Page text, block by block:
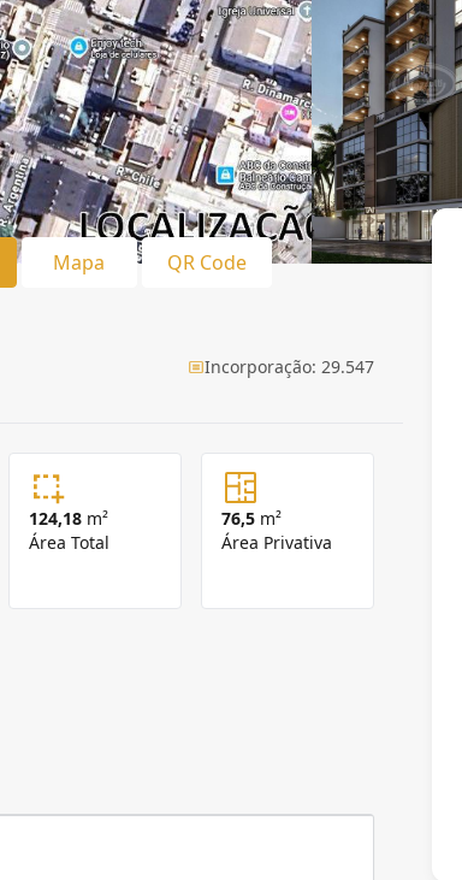
Mapa QR Code
Incorporação: 29.547
124,18 m²
Área Total
76,5 m²
Área Privativa